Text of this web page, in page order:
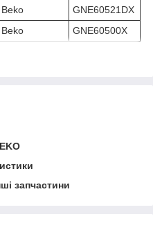
Beko
GNE60521DX
Beko GNE60500X
запчастини